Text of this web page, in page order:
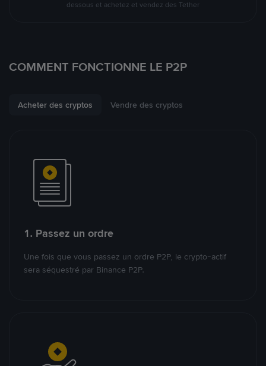
dessous et achetez et vendez des Tether
COMMENT FONCTIONNE LE P2P
Acheter des cryptos Vendre des cryptos
1. Passez un ordre
Une fois que vous passez un ordre P2P, le crypto-actif
sera séquestré par Binance P2P.